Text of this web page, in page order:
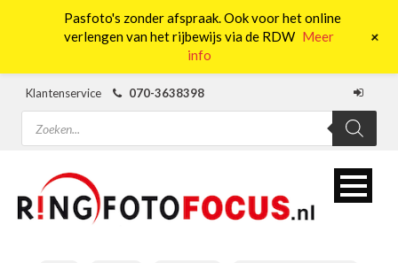
Klantenservice
070-3638398
Producten
zoeken
Pasfoto's zonder afspraak. Ook voor het online
verlengen van het rijbewijs via de RDW Meer
info
+